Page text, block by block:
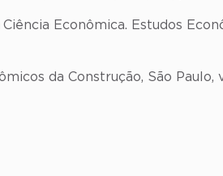
Econômica. Estudos
da Construção, São Paulo,